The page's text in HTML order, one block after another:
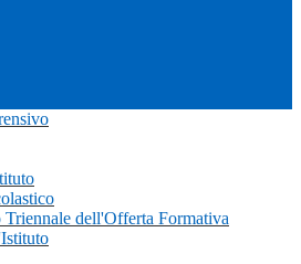
dell'Offerta Formativa